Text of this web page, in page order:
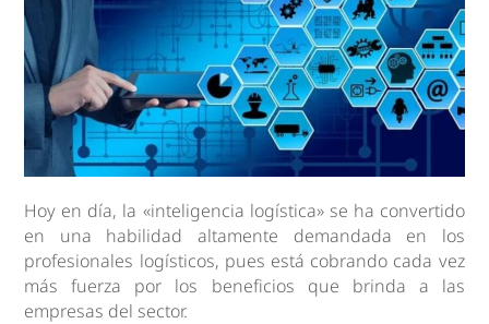
Hoy en día, la «inteligencia logística» se ha convertido
en una habilidad altamente demandada en los
profesionales logísticos, pues está cobrando cada vez
más fuerza por los beneficios que brinda a las
empresas del sector.